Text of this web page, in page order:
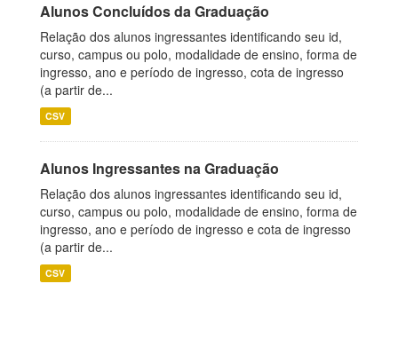
Alunos Concluídos da Graduação
Relação dos alunos ingressantes identificando seu id,
curso, campus ou polo, modalidade de ensino, forma de
ingresso, ano e período de ingresso, cota de ingresso
(a partir de...
CSV
Alunos Ingressantes na Graduação
Relação dos alunos ingressantes identificando seu id,
curso, campus ou polo, modalidade de ensino, forma de
ingresso, ano e período de ingresso e cota de ingresso
(a partir de...
CSV